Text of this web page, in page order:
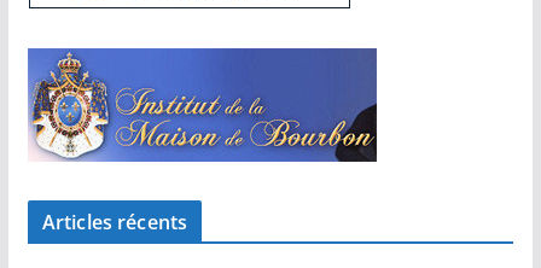
Articles récents